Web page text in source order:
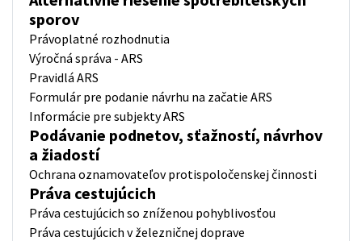
sporov
Právoplatné rozhodnutia
Výročná správa - ARS
Pravidlá ARS
Formulár pre podanie návrhu na začatie ARS
Informácie pre subjekty ARS
Podávanie podnetov, sťažností, návrhov
a žiadostí
Ochrana oznamovateľov protispoločenskej činnosti
Práva cestujúcich
Práva cestujúcich so zníženou pohyblivosťou
Práva cestujúcich v železničnej doprave